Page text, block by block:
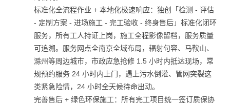
标准化全流程作业 + 本地化极速响应：独创「检测 - 评估
- 定制方案 - 进场施工 - 完工验收 - 终身售后」标准化闭环
服务，所有工人持证上岗，施工全程影像留档，服务质量
可追溯。服务网点全南京全域布局，辐射句容、马鞍山、
滁州等周边城市，市政应急抢修 1.5 小时内抵达现场，常
规预约服务 24 小时内上门，遇上污水倒灌、管网突裂这
类紧急险情，24 小时全天候待命出动。
完善售后 + 绿色环保施工：所有完工项目统一签订质保协